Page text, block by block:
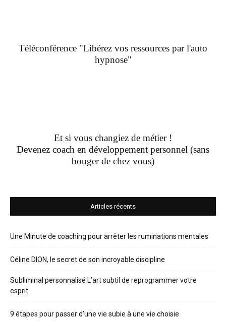
Téléconférence "Libérez vos ressources par l'auto
hypnose"
Et si vous changiez de métier !
Devenez coach en développement personnel (sans
bouger de chez vous)
Articles récents
Une Minute de coaching pour arrêter les ruminations mentales
Céline DION, le secret de son incroyable discipline
Subliminal personnalisé L’art subtil de reprogrammer votre
esprit
9 étapes pour passer d’une vie subie à une vie choisie